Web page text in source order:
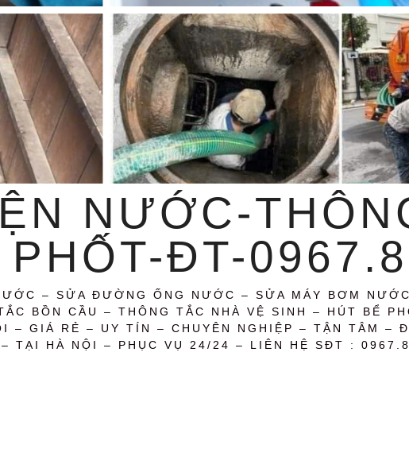
NƯỚC-
ĐT-
– SỬA ĐƯỜNG ỐNG NƯỚC – SỬA MÁY BƠM
BỒN CẦU – THÔNG TẮC NHÀ VỆ SINH – HÚT BỂ
– GIÁ RẺ – UY TÍN – CHUYÊN NGHIỆP – TẬN TÂM –
TẠI HÀ NỘI – PHỤC VỤ 24/24 – LIÊN HỆ SĐT :